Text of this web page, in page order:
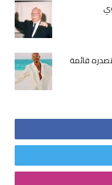
قائمة